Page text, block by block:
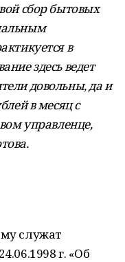
сбор бытовых
в
здесь ведет
довольны, да и
в месяц с
управленце,
служат
г. «Об